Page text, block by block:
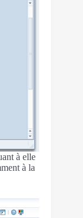
à elle
à la